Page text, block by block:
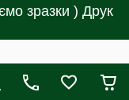
зразки ) Друк